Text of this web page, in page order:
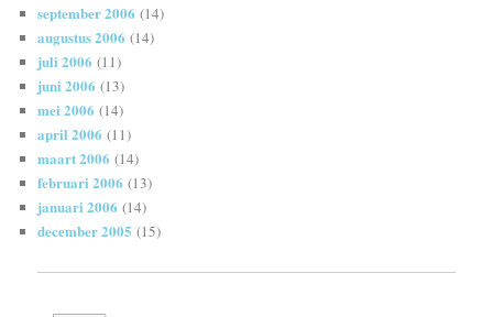
september 2006 (14)
augustus 2006 (14)
juli 2006 (11)
juni 2006 (13)
mei 2006 (14)
april 2006 (11)
maart 2006 (14)
februari 2006 (13)
januari 2006 (14)
december 2005 (15)